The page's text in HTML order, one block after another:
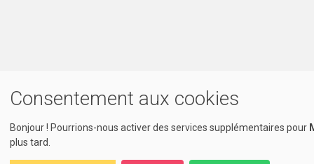
Consentement aux cookies
Bonjour ! Pourrions-nous activer des services supplémentaires pour
plus tard.